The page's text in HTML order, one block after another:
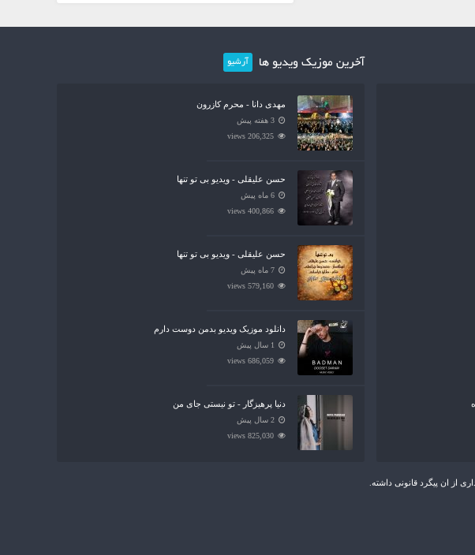
آخرین موزیک ویدیو ها آرشیو
مهدی دانا - محرم کازرون
3 هفته پیش
206,325 views
حسن علیقلی - ویدیو بی تو تنها
6 ماه پیش
400,866 views
حسن علیقلی - ویدیو بی تو تنها
7 ماه پیش
579,160 views
دانلود موزیک ویدیو بدمن دوست دارم
1 سال پیش
686,059 views
دنیا پرهیزگار - تو نیستی جای من
2 سال پیش
825,030 views
از ان پیگرد قانونی داشته.